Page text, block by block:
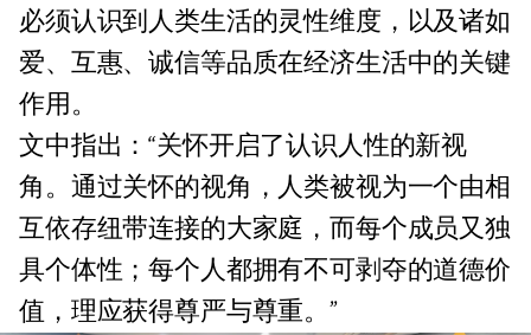
必须认识到人类生活的灵性维度，以及诸如
爱、互惠、诚信等品质在经济生活中的关键
作用。
文中指出：“关怀开启了认识人性的新视
角。通过关怀的视角，人类被视为一个由相
互依存纽带连接的大家庭，而每个成员又独
具个体性；每个人都拥有不可剥夺的道德价
值，理应获得尊严与尊重。”